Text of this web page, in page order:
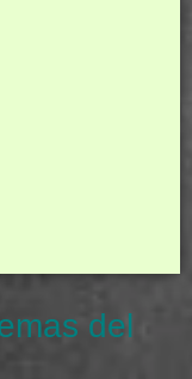
del